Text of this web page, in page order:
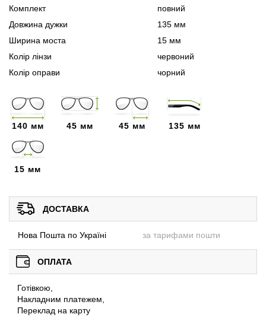
Комплект
повний
Довжина дужки
135 мм
Ширина моста
15 мм
Колір лінзи
червоний
Колір оправи
чорний
140 мм 45 мм 45 мм 135 мм
15 мм
ДОСТАВКА
Нова Пошта по Україні за тарифами пошти
ОПЛАТА
Готівкою,
Накладним платежем,
Переклад на карту